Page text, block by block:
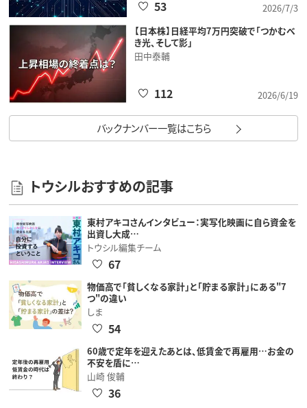
2026/7/3
53
【日本株】日経平均7万円突破で「つかむべ
き光、そして影」
田中泰輔
2026/6/19
112
バックナンバー一覧はこちら
トウシルおすすめの記事
東村アキコさんインタビュー：実写化映画に自ら資金を
出資し大成…
トウシル編集チーム
67
物価高で「貧しくなる家計」と「貯まる家計」にある"7
つ"の違い
しま
54
60歳で定年を迎えたあとは、低賃金で再雇用…お金の
不安を盾に…
山崎 俊輔
36